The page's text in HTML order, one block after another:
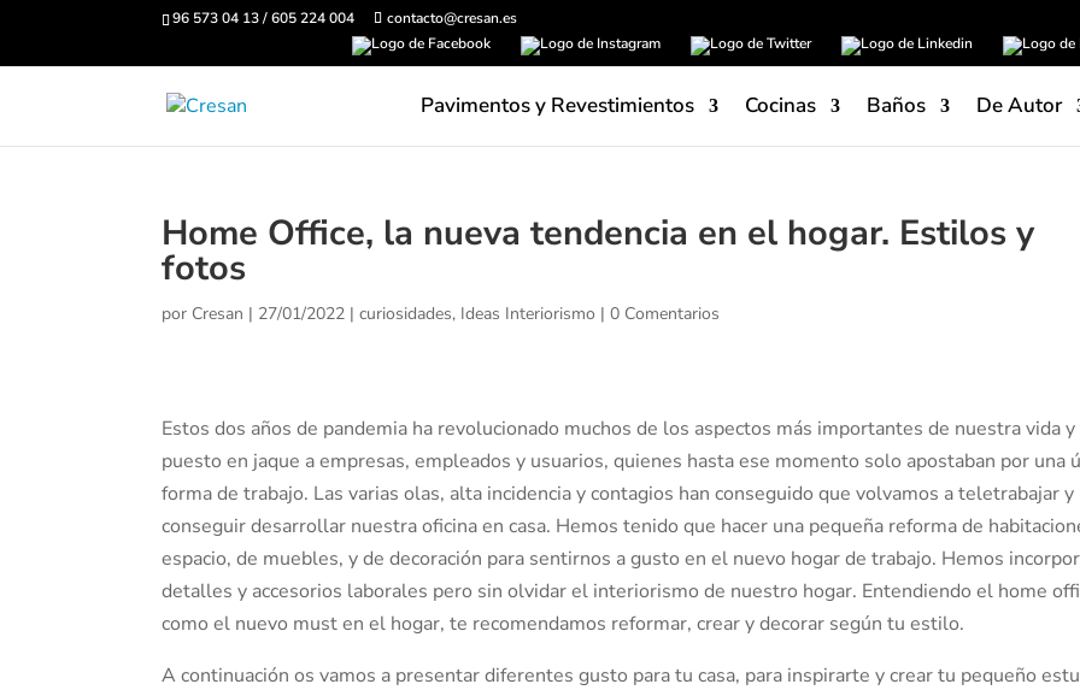
96 573 04 13 / 605 224 004
contacto@cresan.es
Pavimentos y Revestimientos Cocinas Baños De Autor
Home Office, la nueva tendencia en el hogar. Estilos y
fotos
por Cresan | 27/01/2022 |curiosidades, Ideas Interiorismo |0 Comentarios
Estos dos años de pandemia ha revolucionado muchos de los aspectos más importantes de nuestra vida y
puesto en jaque a empresas, empleados y usuarios, quienes hasta ese momento solo apostaban por una
forma de trabajo. Las varias olas, alta incidencia y contagios han conseguido que volvamos a teletrabajar y
conseguir desarrollar nuestra oficina en casa. Hemos tenido que hacer una pequeña reforma de
espacio, de muebles, y de decoración para sentirnos a gusto en el nuevo hogar de trabajo. Hemos
detalles y accesorios laborales pero sin olvidar el interiorismo de nuestro hogar. Entendiendo el home
como el nuevo must en el hogar, te recomendamos reformar, crear y decorar según tu estilo.
A continuación os vamos a presentar diferentes gusto para tu casa, para inspirarte y crear tu pequeño